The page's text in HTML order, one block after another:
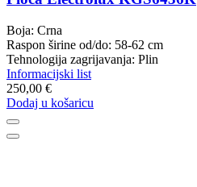
Boja: Crna
Raspon širine od/do: 58-62 cm
Tehnologija zagrijavanja: Plin
Informacijski list
250,00 €
Dodaj u košaricu